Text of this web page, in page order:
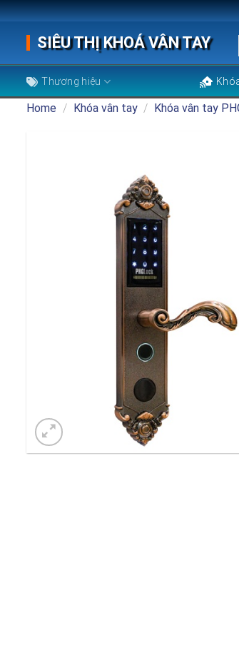
Skip
contentSIÊU THỊ KHOÁ VÂN TAY
Thương hiệu
Home / Khóa vân tay / Khóa vân tay